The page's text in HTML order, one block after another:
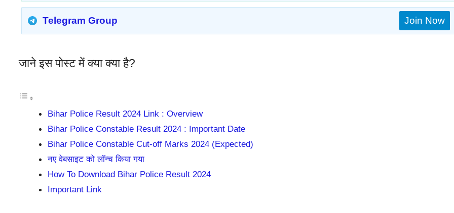
Telegram Group Join Now
जाने इस पोस्ट में क्या क्या है?
Bihar Police Result 2024 Link : Overview
Bihar Police Constable Result 2024 : Important Date
Bihar Police Constable Cut-off Marks 2024 (Expected)
नए वेबसाइट को लॉन्च किया गया
How To Download Bihar Police Result 2024
Important Link